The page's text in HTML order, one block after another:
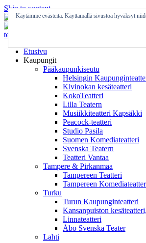
Skip to content
Etusivu
Kaupungit
Pääkaupunkiseutu
Helsingin
Kivinokan kesäteatteri
KokoTeatteri
Lilla Teatern
Musiikkiteatteri Kapsäkki
Peacock-teatteri
Studio Pasila
Suomen Komediateatteri
Svenska Teatern
Teatteri Vantaa
Tampere & Pirkanmaa
Tampereen Teatteri
Tampereen
Turku
Turun Kaupunginteatteri
Kansanpuiston
Linnateatteri
Åbo Svenska Teater
Lahti
Käytämme evästeitä. Käyttämällä sivustoa hyväksyt